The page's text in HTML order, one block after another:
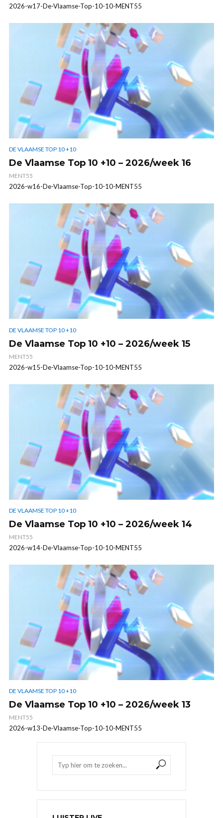
2026-w17-De-Vlaamse-Top-10-10-MENT55
DE VLAAMSE TOP 10 +10
De Vlaamse Top 10 +10 – 2026/week 16
MENT55
2026-w16-De-Vlaamse-Top-10-10-MENT55
DE VLAAMSE TOP 10 +10
De Vlaamse Top 10 +10 – 2026/week 15
MENT55
2026-w15-De-Vlaamse-Top-10-10-MENT55
DE VLAAMSE TOP 10 +10
De Vlaamse Top 10 +10 – 2026/week 14
MENT55
2026-w14-De-Vlaamse-Top-10-10-MENT55
DE VLAAMSE TOP 10 +10
De Vlaamse Top 10 +10 – 2026/week 13
MENT55
2026-w13-De-Vlaamse-Top-10-10-MENT55